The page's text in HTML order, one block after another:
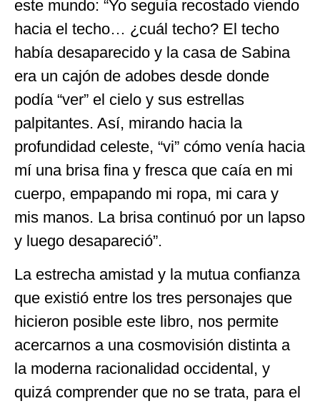
este mundo: “Yo seguía recostado viendo
hacia el techo… ¿cuál techo? El techo
había desaparecido y la casa de Sabina
era un cajón de adobes desde donde
podía “ver” el cielo y sus estrellas
palpitantes. Así, mirando hacia la
profundidad celeste, “vi” cómo venía hacia
mí una brisa fina y fresca que caía en mi
cuerpo, empapando mi ropa, mi cara y
mis manos. La brisa continuó por un lapso
y luego desapareció”.
La estrecha amistad y la mutua confianza
que existió entre los tres personajes que
hicieron posible este libro, nos permite
acercarnos a una cosmovisión distinta a
la moderna racionalidad occidental, y
quizá comprender que no se trata, para el